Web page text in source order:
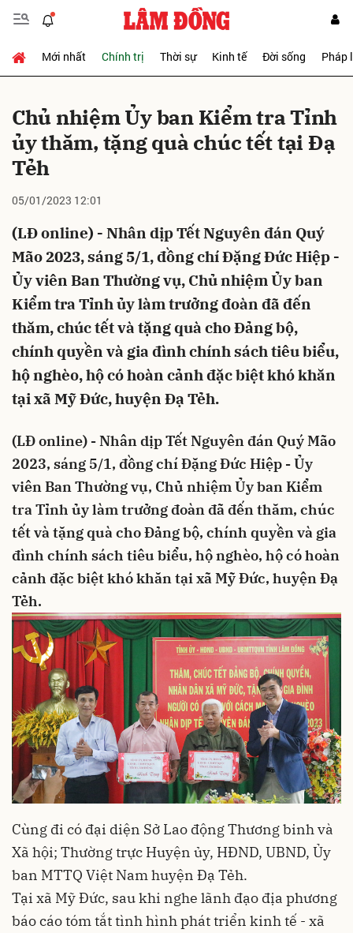
Mới nhất Chính trị Thời sự Kinh tế Đời sống Pháp
Chủ nhiệm Ủy ban Kiểm tra Tỉnh
ủy thăm, tặng quà chúc tết tại Đạ
Tẻh
05/01/2023 12:01
(LĐ online) - Nhân dịp Tết Nguyên đán Quý
Mão 2023, sáng 5/1, đồng chí Đặng Đức Hiệp -
Ủy viên Ban Thường vụ, Chủ nhiệm Ủy ban
Kiểm tra Tỉnh ủy làm trưởng đoàn đã đến
thăm, chúc tết và tặng quà cho Đảng bộ,
chính quyền và gia đình chính sách tiêu biểu,
hộ nghèo, hộ có hoàn cảnh đặc biệt khó khăn
tại xã Mỹ Đức, huyện Đạ Tẻh.
(LĐ online) - Nhân dịp Tết Nguyên đán Quý Mão
2023, sáng 5/1, đồng chí Đặng Đức Hiệp - Ủy
viên Ban Thường vụ, Chủ nhiệm Ủy ban Kiểm
tra Tỉnh ủy làm trưởng đoàn đã đến thăm, chúc
tết và tặng quà cho Đảng bộ, chính quyền và gia
đình chính sách tiêu biểu, hộ nghèo, hộ có hoàn
cảnh đặc biệt khó khăn tại xã Mỹ Đức, huyện Đạ
Tẻh.
Cùng đi có đại diện Sở Lao động Thương binh và
Xã hội; Thường trực Huyện ủy, HĐND, UBND, Ủy
ban MTTQ Việt Nam huyện Đạ Tẻh.
Tại xã Mỹ Đức, sau khi nghe lãnh đạo địa phương
báo cáo tóm tắt tình hình phát triển kinh tế - xã
Gửi bình luận
Hủy Gửi